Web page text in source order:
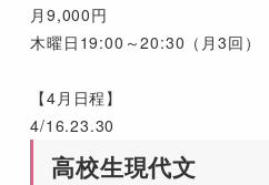
月9,000円
木曜日19:00～20:30（月3回）
【4月日程】
4/16.23.30
高校生現代文